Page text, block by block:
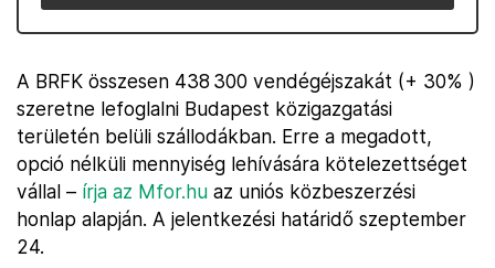
A BRFK összesen 438 300 vendégéjszakát (+ 30% )
szeretne lefoglalni Budapest közigazgatási
területén belüli szállodákban. Erre a megadott,
opció nélküli mennyiség lehívására kötelezettséget
vállal – írja az Mfor.hu az uniós közbeszerzési
honlap alapján. A jelentkezési határidő szeptember
24.